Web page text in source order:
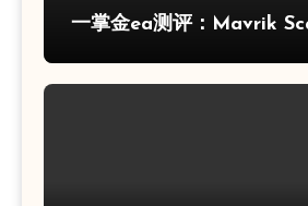
一掌金ea测评：Mavrik